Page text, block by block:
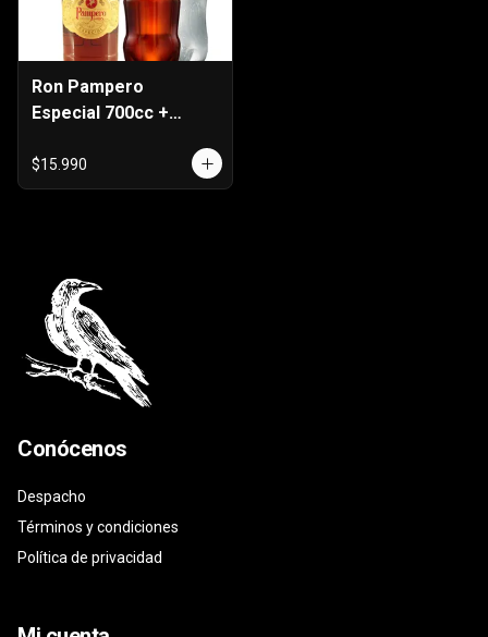
Ron Pampero
Especial 700cc +
$15.990
Conócenos
Despacho
Términos y condiciones
Política de privacidad